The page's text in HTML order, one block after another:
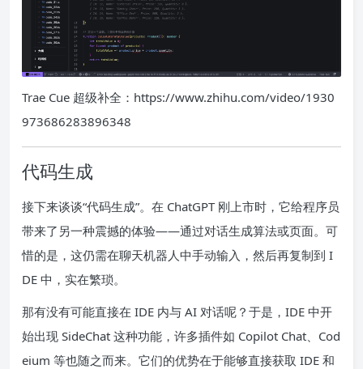
Trae Cue 超级补全：https://www.zhihu.com/video/1930
973686283896348
代码生成
接下来谈谈“代码生成”。在 ChatGPT 刚上市时，它给程序员
带来了另一种震撼的体验——通过对话生成算法或页面。可
惜的是，这仍需在聊天机器人中手动输入，然后再复制到 I
DE 中，实在繁琐。
那有没有可能直接在 IDE 内与 AI 对话呢？于是，IDE 中开
始出现 SideChat 这种功能，许多插件如 Copilot Chat、Cod
eium 等也随之而来。它们的优势在于能够直接获取 IDE 和